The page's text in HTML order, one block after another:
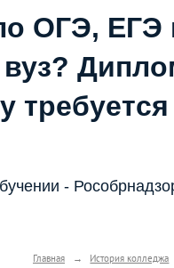
ОГЭ, ЕГЭ
требуется
-
Главная → История колледжа